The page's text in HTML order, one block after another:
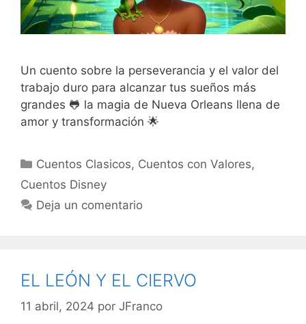
Un cuento sobre la perseverancia y el valor del
trabajo duro para alcanzar tus sueños más
grandes 🐸 la magia de Nueva Orleans llena de
amor y transformación 🌟
Categorías
Cuentos Clasicos, Cuentos con Valores,
Cuentos Disney
Deja un comentario
EL LEÓN Y EL CIERVO
11 abril, 2024 por JFranco